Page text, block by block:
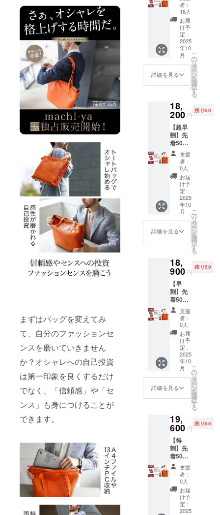
まずはバッグを変えてみ
て、自分のファッションセ
ンスを磨いていきません
か？オシャレへの自己投資
は第一印象を良くするだけ
でなく、「信頼感」や「セ
ンス」も身につけることが
できます。
国内外の協
力工場と提
携して本物
の製品、今
の時代に必
要とされて
いるプロダ
日本国内の
有名バラエ
ティショッ
プへの商品
供給や200商
品以上もの
プロダクト
開発経験を
活かし、皆
様の生活を
少しでも豊
かにできれ
ば幸いで
革トー
ト
NIST
AIR
（オレ
ンジOR
ブラッ
ク） 日
本製
トート
バッグ×
《17,50
0円もお
得！》
一般販
売予定
価格
35,000
円
→【50
%OFF
17,500
円 ［一
般販売
予定価
格
35,000
込、送
料込み
の価格
です。
者：
16人
お届
け予
定：
2025
年10
月
詳細を見る
こ
の
リ
タ
ー
ン
を
選
択
す
る
18,
200 円
残り50
【超早
割】先
着50名
様 大人
の艶革
トー
ト
NIST
AIR
（オレ
ンジOR
ブラッ
ク） 日
本製
トート
バッグ×
《16,80
0円もお
得！》
一般販
売予定
価格
35,000
円
→【48
%OFF
18,200
円 ※税
込、送
料込み
の価格
です。
支援
者：
0人
お届
け予
定：
2025
年10
月
詳細を見る
こ
の
リ
タ
ー
ン
を
選
択
す
る
18,
900 円
残り50
【早
割】先
着50名
様 大人
の艶革
トー
ト
NIST
AIR
（オレ
ンジOR
ブラッ
ク） 日
本製
トート
バッグ×
《16,10
0円もお
得！》
一般販
売予定
価格
35,000
円
→【46
%OFF
18,900
円 ※税
支援
者：
0人
お届
け予
定：
2025
年10
月
詳細を見る
こ
の
リ
タ
ー
ン
を
選
択
す
る
19,
600 円
残り50
【得
割】先
着50名
様 大人
の艶革
トー
ト
NIST
AIR
（オレ
支援
者：
0人
お届
け予
定：
2025